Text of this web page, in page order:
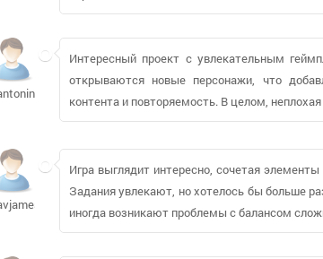
Интересный проект с увлекательным
открываются новые персонажи, что
контента и повторяемость. В целом,
Игра выглядит интересно, сочетая
Задания увлекают, но хотелось бы больше
иногда возникают проблемы с балансом